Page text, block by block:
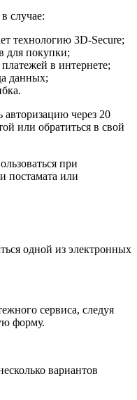
случае:
технологию 3D-Secure;
для покупки;
в интернете;
данных;
через 20
или обратиться в свой
при
постамата или
одной из электронных
сервиса, следуя
форму.
вариантов